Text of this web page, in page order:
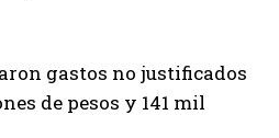
gastos no justificados
de pesos y 141 mil